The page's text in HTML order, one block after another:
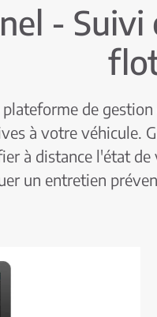
-
de
à votre véhicule.
à distance l'état
un entretien